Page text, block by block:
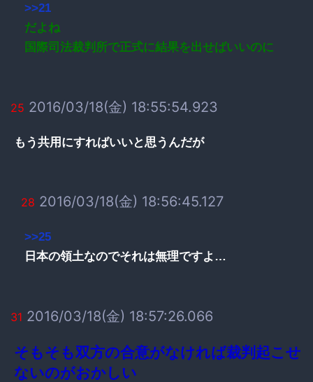
>>21
だよね
国際司法裁判所で正式に結果を出せばいいのに
25 2016/03/18(金) 18:55:54.923
もう共用にすればいいと思うんだが
28 2016/03/18(金) 18:56:45.127
>>25
日本の領土なのでそれは無理ですよ…
31 2016/03/18(金) 18:57:26.066
そもそも双方の合意がなければ裁判起こせ
ないのがおかしい